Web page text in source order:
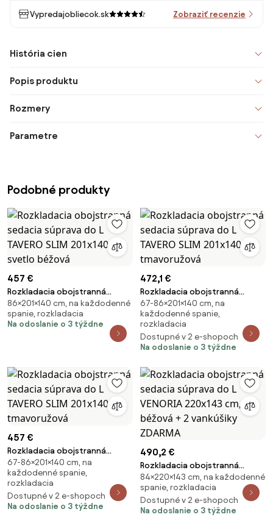
Vypredajobliecok.sk Zobraziť recenzie
História cien
Popis produktu
Rozmery
Parametre
Podobné produkty
457 €
Rozkladacia obojstranná
sedacia súprava do L TAVERO
SLIM 201x140 cm, svetlo béžová
86×201×140 cm, na každodenné
spanie, rozkladacia
Na odoslanie o 3 týždne
472,1 €
Rozkladacia obojstranná
sedacia súprava do L TAVERO
SLIM 201x140 cm, tmavoružová
67-86×201×140 cm, na
každodenné spanie,
rozkladacia
Dostupné v 2 e-shopoch
Na odoslanie o 3 týždne
457 €
Rozkladacia obojstranná
sedacia súprava do L TAVERO
SLIM 201x140 cm, tmavoružová
67-86×201×140 cm, na
každodenné spanie,
rozkladacia
Dostupné v 2 e-shopoch
Na odoslanie o 3 týždne
490,2 €
Rozkladacia obojstranná
sedacia súprava do L VENORIA
220x143 cm, béžová + 2
vankúšiky ZDARMA
84×220×143 cm, na každodenné
spanie, rozkladacia
Dostupné v 2 e-shopoch
Na odoslanie o 3 týždne